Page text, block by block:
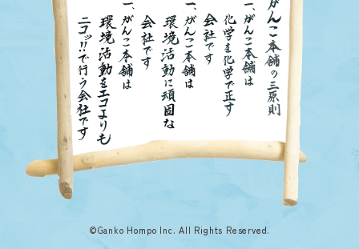
©Ganko Hompo Inc. All Rights Reserved.